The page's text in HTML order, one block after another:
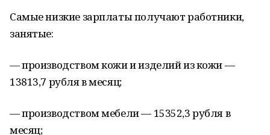
Самые низкие зарплаты получают работники,
занятые:
— производством кожи и изделий из кожи —
13813,7 рубля в месяц;
— производством мебели — 15352,3 рубля в
месяц;